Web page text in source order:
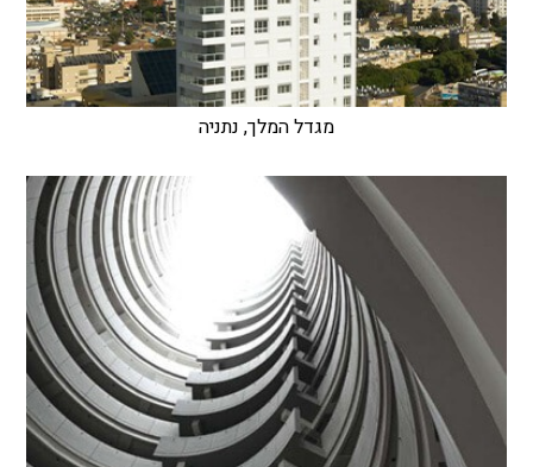
מגדל המלך, נתניה